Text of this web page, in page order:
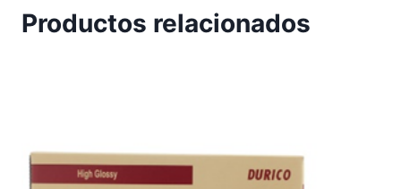
Productos relacionados